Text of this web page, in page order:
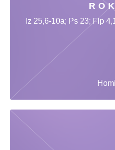
Iz 25,6-10a; Ps 23; Flp